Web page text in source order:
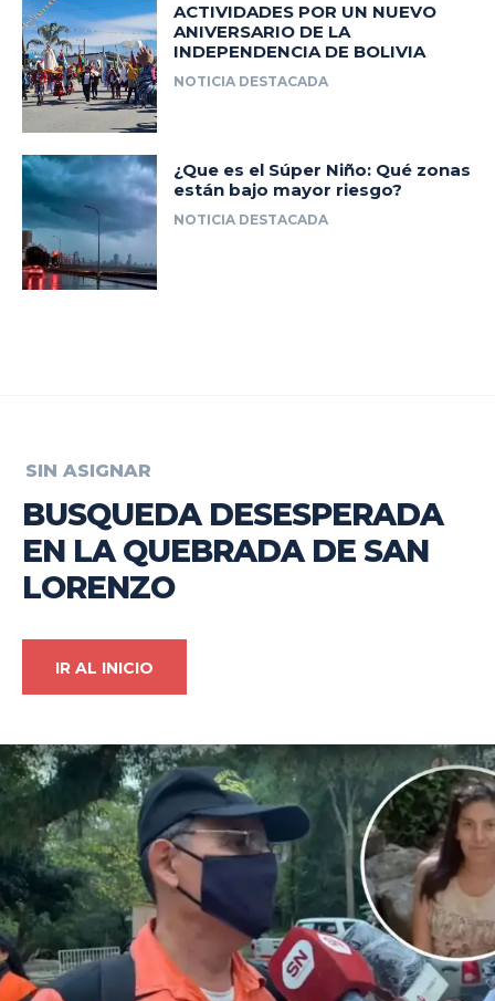
ACTIVIDADES POR UN NUEVO
ANIVERSARIO DE LA
INDEPENDENCIA DE BOLIVIA
NOTICIA DESTACADA
¿Que es el Súper Niño: Qué zonas
están bajo mayor riesgo?
NOTICIA DESTACADA